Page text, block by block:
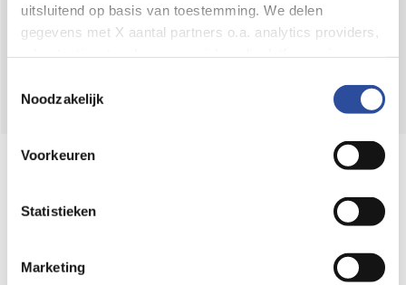
uitsluitend op basis van toestemming. We delen
gegevens met X aantal partners o.a. analytics providers,
en de bewaartermijnen per categorie. Je kunt je keuze op
gegevensverwerking staat in de
Privacyverklaring
Noodzakelijk
Voorkeuren
Statistieken
Marketing
VolgDAop:
Online aanbieder medicijnen
webshop mag verkopen.
⁠Verantwoorde zorg, ⁠ook online.